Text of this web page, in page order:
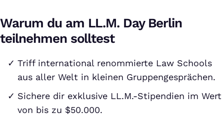
Warum du am LL.M. Day Berlin
teilnehmen solltest
Triff international renommierte Law Schools
aus aller Welt in kleinen Gruppengesprächen.
Sichere dir exklusive LL.M.-Stipendien im Wert
von bis zu $50.000.